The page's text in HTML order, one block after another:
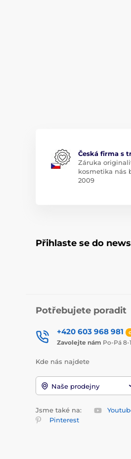
Česká firma s
Záruka
kosmetika nás
2009
Přihlaste se do
Potřebujete poradit
+420 603 968 981
Zavolejte nám Po-Pá 8-
Kde nás najdete
Naše prodejny
Jsme také na:
Pinterest